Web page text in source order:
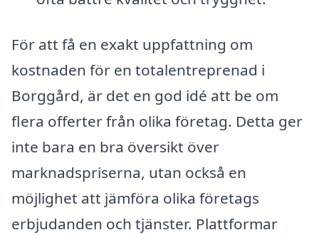
För att få en exakt uppfattning om
kostnaden för en totalentreprenad i
Borggård, är det en god idé att be om
flera offerter från olika företag. Detta ger
inte bara en bra översikt över
marknadspriserna, utan också en
möjlighet att jämföra olika företags
erbjudanden och tjänster. Plattformar